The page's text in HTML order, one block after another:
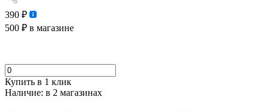
390 ₽
500 ₽ в магазине
Купить в 1 клик
Наличие: в 2 магазинах